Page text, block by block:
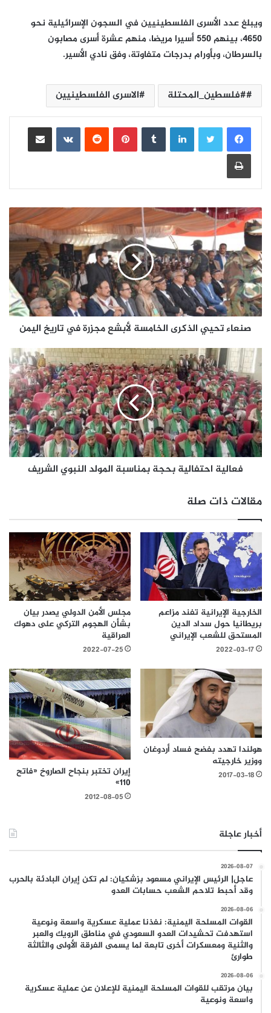
ويبلغ عدد الأسرى الفلسطينيين في السجون الإسرائيلية نحو
4650، بينهم 550 أسيرا مريضا، منهم عشرة أسرى مصابون
بالسرطان، وبأورام بدرجات متفاوتة، وفق نادي الأسير.
#فلسطين_المحتلة الاسرى الفلسطينيين
لينكدإن بينتيريست
مشاركة عبر البريد
طباعة
صنعاء تحيي الذكرى الخامسة لأبشع مجزرة في تاريخ اليمن
فعالية احتفالية بحجة بمناسبة المولد النبوي الشريف
مقالات ذات صلة
الخارجية الإيرانية تفند مزاعم
بريطانيا حول سداد الدين
المستحق للشعب الإيراني
2022-03-17
مجلس الأمن الدولي يصدر بيان
بشأن الهجوم التركي على دهوك
العراقية
2022-07-25
هولندا تهدد بفضح فساد أردوغان
ووزير خارجيته
2017-03-18
إيران تختبر بنجاح الصاروخ «فاتح
110»
2012-08-05
أخبار عاجلة
2026-08-07
عاجل| الرئيس الإيراني مسعود بزشكيان: لم تكن إيران البادئة بالحرب
وقد أحبط تلاحم الشعب حسابات العدو
2026-08-06
القوات المسلحة اليمنية: نفذنا عملية عسكرية واسعة ونوعية
استهدفت تحشيدات العدو السعودي في مناطق الرويك والعبر
والثنية ومعسكرات أخرى تابعة لما يسمى الفرقة الأولى والثالثة
طوارئ
2026-08-06
بيان مرتقب للقوات المسلحة اليمنية للإعلان عن عملية عسكرية
واسعة ونوعية